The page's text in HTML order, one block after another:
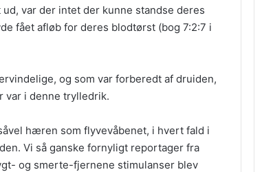
var der intet der kunne standse deres
fået afløb for deres blodtørst (bog 7:2:7 i
og som var forberedt af druiden,
var i denne trylledrik.
hæren som flyvevåbenet, i hvert fald i
Vi så ganske fornyligt reportager fra
og smerte-fjernene stimulanser blev